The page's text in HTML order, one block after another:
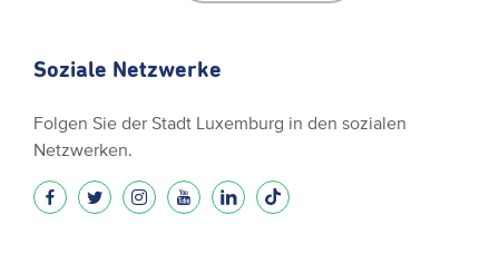
Soziale Netzwerke
Folgen Sie der Stadt Luxemburg in den sozialen
Netzwerken.